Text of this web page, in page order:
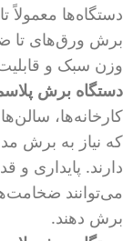
وزن سبک و
دستگاه برش پلاسما سه
کارخانه‌ها،
دارند. پایداری و
برش دهند.